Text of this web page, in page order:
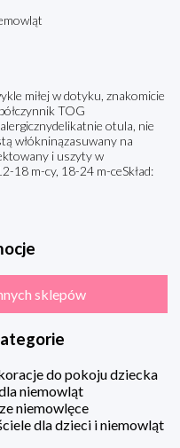
miłej w dotyku, znakomicie
TOG
otula, nie
włókninązasuwany na
i uszyty w
18 m-cy, 18-24 m-ceSkład:
sklepów
do pokoju dziecka
niemowląt
niemowlęce
dla dzieci i niemowląt